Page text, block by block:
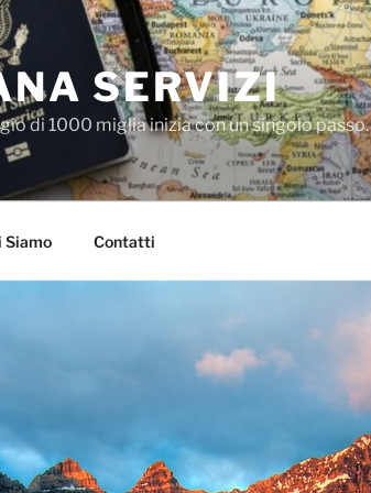
SERVIZI
di 1000 miglia inizia con un singolo passo.
Siamo Contatti